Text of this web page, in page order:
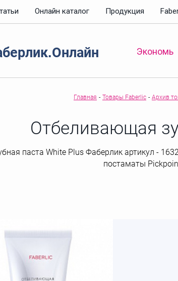
Онлайн каталог Продукция
Экономь
Главная - Товары Faberlic - Архив
Отбеливающая
паста White Plus Фаберлик артикул -
постаматы